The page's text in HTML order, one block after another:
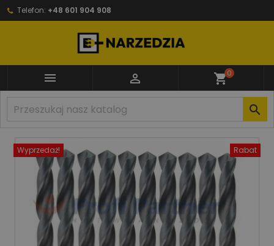
Telefon: +48 601 904 908
  shopping_cart0

Wyprzedaż! Rabat